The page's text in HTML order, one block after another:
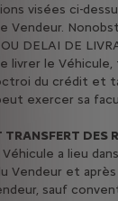
visées ci-
Vendeur.
DELAI DE
livrer le
du crédit et
exercer sa
DES
Véhicule a lieu
Vendeur et
sauf